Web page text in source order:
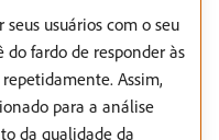
usuários com o seu
fardo de responder às
Assim,
para a análise
da qualidade da